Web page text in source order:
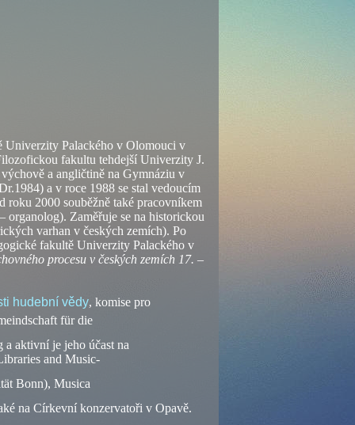
Univerzity Palackého v Olomouci v
fakultu tehdejší Univerzity J.
a angličtině na Gymnáziu v
a v roce 1988 se stal vedoucím
roku 2000 souběžně také pracovníkem
organolog). Zaměřuje se na historickou
varhan v českých zemích). Po
fakultě Univerzity Palackého v
procesu v českých zemích 17. –
hudební vědy, komise pro
für die
aktivní je jeho účast na
and Music-
Bonn), Musica
na Církevní konzervatoři v Opavě.